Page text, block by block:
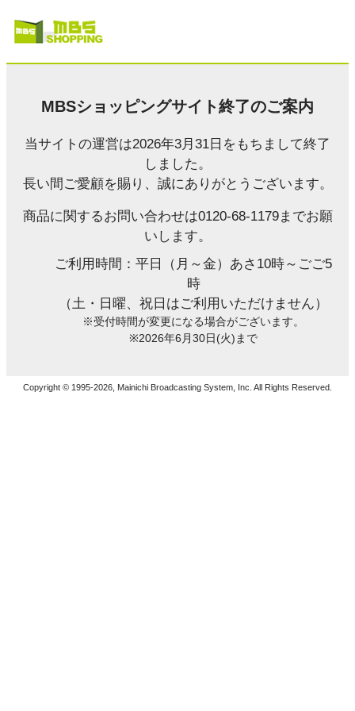
MBSショッピングサイト終了のご案内
当サイトの運営は2026年3月31日をもちまして終了
しました。
長い間ご愛顧を賜り、誠にありがとうございます。
商品に関するお問い合わせは0120-68-1179までお願
いします。
ご利用時間：平日（月～金）あさ10時～ごご5
時
（土・日曜、祝日はご利用いただけません）
※受付時間が変更になる場合がございます。
※2026年6月30日(火)まで
Copyright © 1995-2026, Mainichi Broadcasting System, Inc. All Rights Reserved.